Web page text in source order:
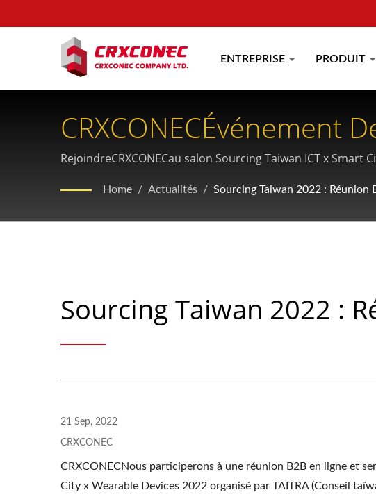
ENTREPRISE PRODUIT
CRXCONECÉvénement
Taiwan 2022
RejoindreCRXCONECau salon Sourcing Taiwan ICT x
Home / Actualités / Sourcing Taiwan 2022 : Réunion
Sourcing Taiwan 2022 :
21 Sep, 2022
CRXCONEC
CRXCONECNous participerons à une réunion B2B en ligne et
City x Wearable Devices 2022 organisé par TAITRA (Conseil